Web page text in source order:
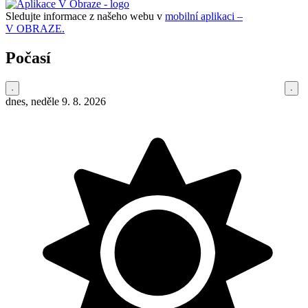
Sledujte informace z našeho webu v mobilní aplikaci –
V OBRAZE.
Počasí
dnes, neděle 9. 8. 2026